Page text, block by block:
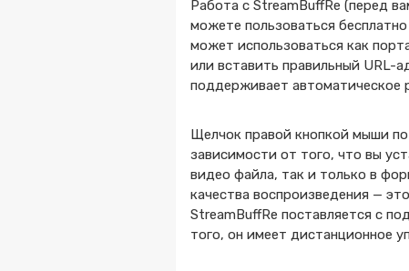
Работа с StreamBuffRe (перед
можете пользоваться
может использоваться как
или вставить правильный URL-
поддерживает автоматическое
Щелчок правой кнопкой мыши по
зависимости от того, что вы
видео файла, так и только в
качества воспроизведения —
StreamBuffRe поставляется с
того, он имеет дистанционное